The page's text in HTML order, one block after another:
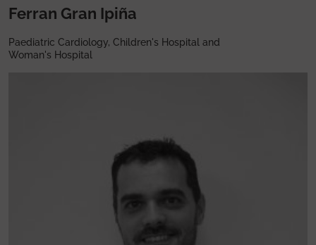
Ferran Gran Ipiña
Paediatric Cardiology, Children's Hospital and
Woman's Hospital